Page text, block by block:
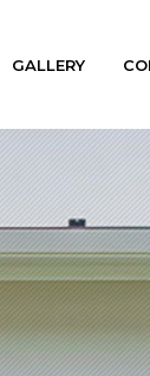
GALLERY